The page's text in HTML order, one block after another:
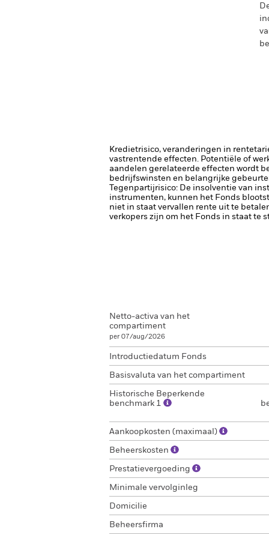
Kredietrisico, veranderingen in
vastrentende effecten. Potentiële of
aandelen gerelateerde effecten wordt
bedrijfswinsten en belangrijke
Tegenpartijrisico: De insolventie van
instrumenten, kunnen het Fonds
niet in staat vervallen rente uit te
verkopers zijn om het Fonds in staat te
Netto-activa van het
compartiment
per 07/aug/2026
Introductiedatum Fonds
Basisvaluta van het compartiment
Historische Beperkende
benchmark 1
Aankoopkosten (maximaal)
Beheerskosten
Prestatievergoeding
Minimale vervolginleg
Domicilie
Beheersfirma